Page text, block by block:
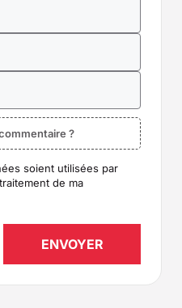
?
soient utilisées par
de ma